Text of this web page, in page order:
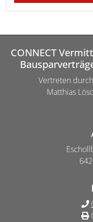
CONNECT
Vertreten
Matthias